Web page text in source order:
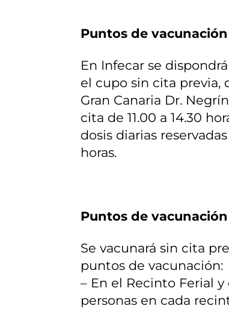
Puntos de
En Infecar se
el cupo sin cita previa,
Gran Canaria Dr.
cita de 11.00 a 14.30
dosis diarias
horas.
Puntos de
Se vacunará sin cita
puntos de vacunación:
– En el Recinto Ferial
personas en cada